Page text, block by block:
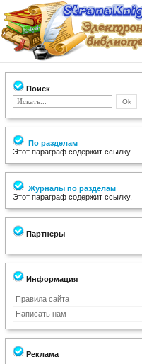
Поиск
По разделам
Этот параграф содержит ссылку.
Журналы по разделам
Этот параграф содержит ссылку.
Партнеры
Информация
Правила сайта
Написать нам
Реклама